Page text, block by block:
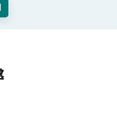
納州設立「駐鳳凰城辦
交流合作